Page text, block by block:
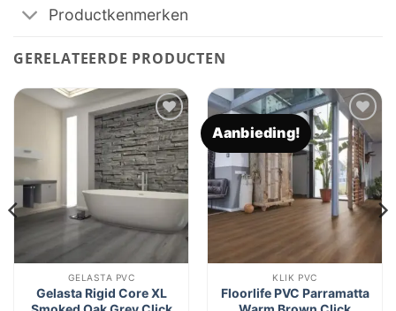
Productkenmerken
GERELATEERDE PRODUCTEN
Toevoegen
aan
verlanglijst
GELASTA PVC
Gelasta Rigid Core XL
Aanbieding!
Toevoegen
aan
verlanglijst
KLIK PVC
Floorlife PVC Parramatta